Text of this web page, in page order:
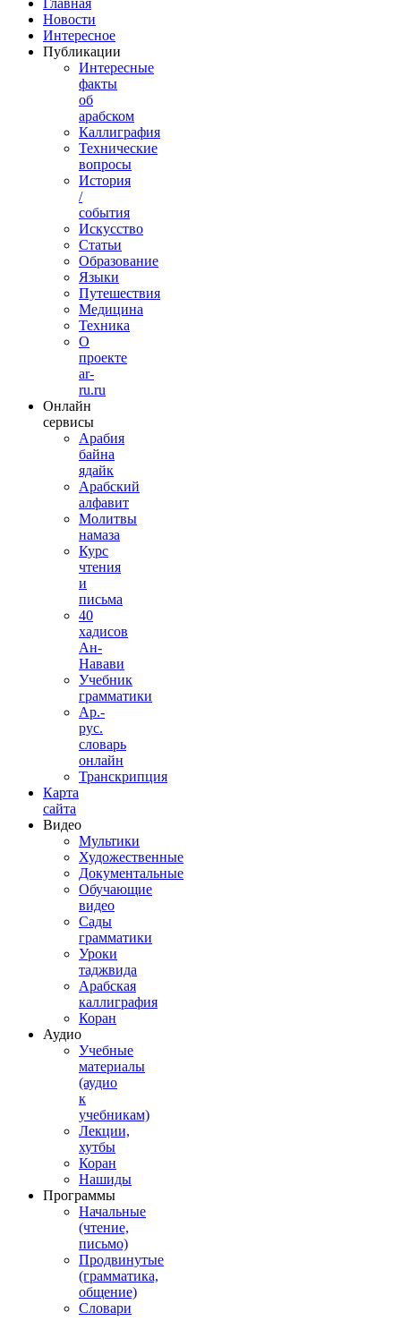
Главная
Новости
Интересное
Публикации
Интересные
факты
об
арабском
Каллиграфия
Технические
вопросы
История
/
события
Искусство
Статьи
Образование
Языки
Путешествия
Медицина
Техника
О
проекте
ar-
ru.ru
Онлайн
сервисы
Арабия
байна
ядайк
Арабский
алфавит
Молитвы
намаза
Курс
чтения
и
письма
40
хадисов
Ан-
Навави
Учебник
грамматики
Ар.-
рус.
словарь
онлайн
Транскрипция
Карта
сайта
Видео
Мультики
Художественные
Документальные
Обучающие
видео
Сады
грамматики
Уроки
таджвида
Арабская
каллиграфия
Коран
Аудио
Учебные
материалы
(аудио
к
учебникам)
Лекции,
хутбы
Коран
Нашиды
Программы
Начальные
(чтение,
письмо)
Продвинутые
(грамматика,
общение)
Словари